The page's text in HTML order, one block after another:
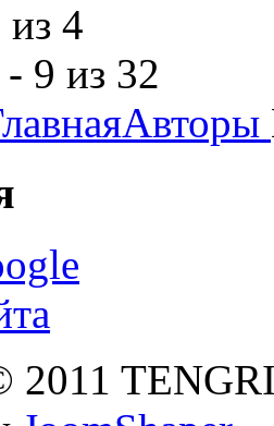
4
9 из 32
Авторы